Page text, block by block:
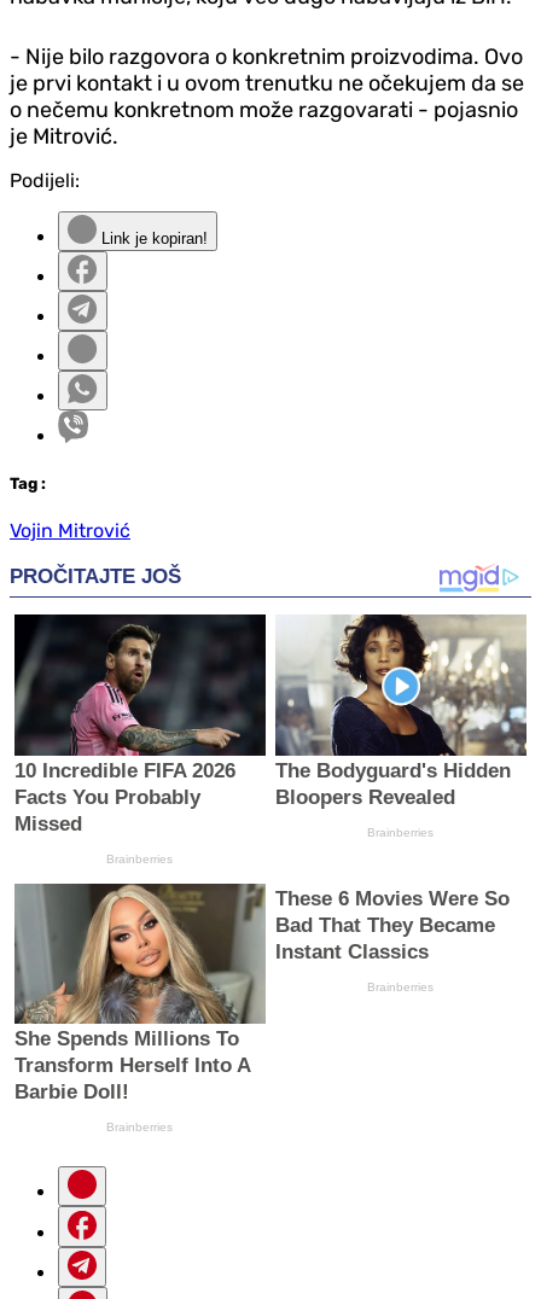
- Nije bilo razgovora o konkretnim proizvodima. Ovo
je prvi kontakt i u ovom trenutku ne očekujem da se
o nečemu konkretnom može razgovarati - pojasnio
je Mitrović.
Podijeli:
Link je kopiran!
Tag :
Vojin Mitrović